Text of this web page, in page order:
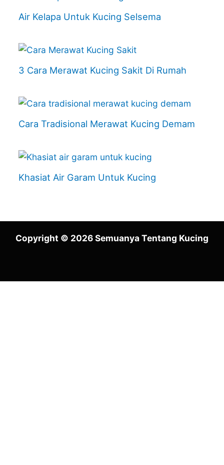
Air Kelapa Untuk Kucing Selsema
3 Cara Merawat Kucing Sakit Di Rumah
Cara Tradisional Merawat Kucing Demam
Khasiat Air Garam Untuk Kucing
Copyright © 2026 Semuanya Tentang Kucing